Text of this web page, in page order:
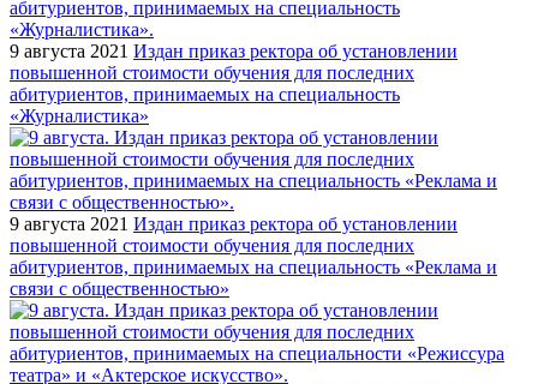
9 августа 2021 Издан приказ ректора об установлении
повышенной стоимости обучения для последних
абитуриентов, принимаемых на специальность
«Журналистика»
9 августа 2021 Издан приказ ректора об установлении
повышенной стоимости обучения для последних
абитуриентов, принимаемых на специальность «Реклама и
связи с общественностью»